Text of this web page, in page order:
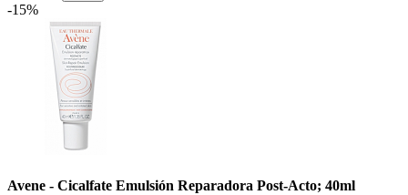
-15%
Avene - Cicalfate Emulsión Reparadora Post-Acto; 40ml